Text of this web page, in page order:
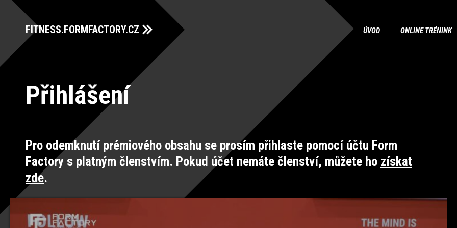
FITNESS.FORMFACTORY.CZ ÚVOD ONLINE TRÉNINK
Přihlášení
Pro odemknutí prémiového obsahu se prosím přihlaste pomocí účtu Form
Factory s platným členstvím. Pokud účet nemáte členství, můžete ho získat
zde.